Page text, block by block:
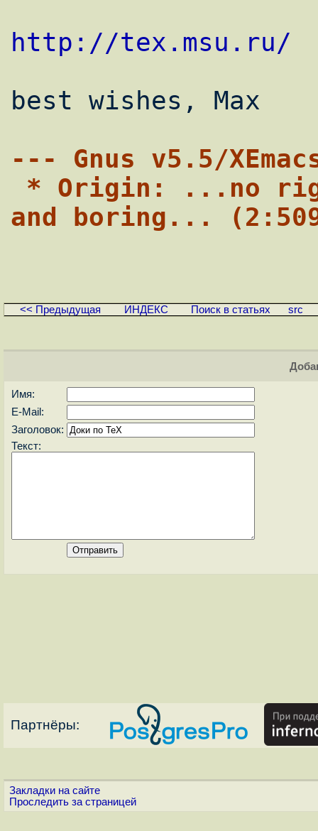
http://tex.msu.ru/
best wishes, Max
--- Gnus v5.5/
and boring...
<< Предыдущая ИНДЕКС Поиск в статьях src
Имя:
E-Mail:
Заголовок:
Текст:
Партнёры:
Закладки на сайте
Проследить за страницей